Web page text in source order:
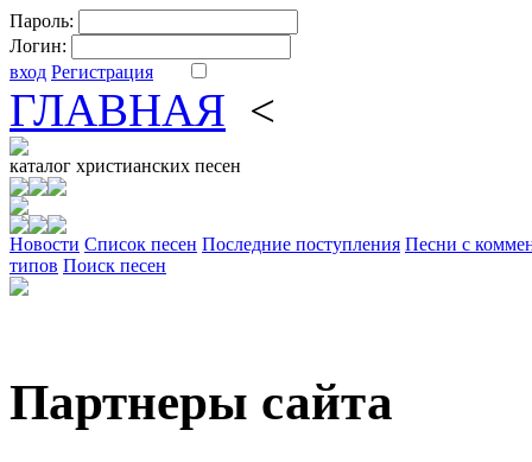
Пароль:
Логин:
вход Регистрация
ГЛАВНАЯ <
каталог христианских песен
Новости Cписок песен Последние поступления Песни с
типов Поиск песен
Партнеры сайта